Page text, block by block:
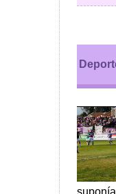
suponía